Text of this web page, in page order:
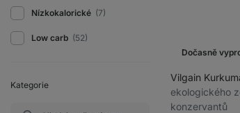
Nízkokalorické (7)
Low carb (52)
Kategorie
Dočasně
Vilgain
ekologického
konzervantů